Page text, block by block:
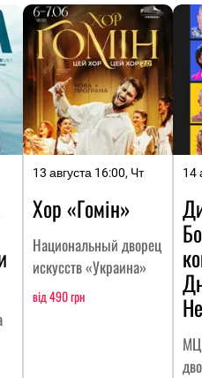
13 августа 16:00, Чт
Хор «Гомін»
Национальный дворец
искусств «Украина»
від 490 грн
14